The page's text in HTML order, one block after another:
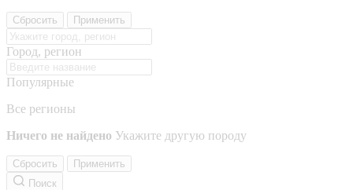
Сбросить Применить
Город, регион
Популярные
Все регионы
Ничего не найдено Укажите другую породу
Сбросить
Применить
Поиск